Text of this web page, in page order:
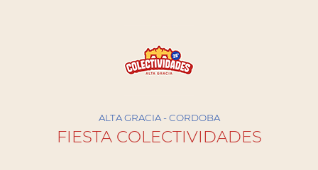
ALTA GRACIA - CORDOBA
FIESTA COLECTIVIDADES